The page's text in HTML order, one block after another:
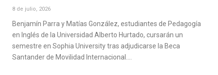
8 de julio, 2026
Benjamín Parra y Matías González, estudiantes de Pedagogía
en Inglés de la Universidad Alberto Hurtado, cursarán un
semestre en Sophia University tras adjudicarse la Beca
Santander de Movilidad Internacional.…